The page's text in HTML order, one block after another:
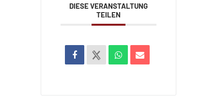
DIESE VERANSTALTUNG
TEILEN